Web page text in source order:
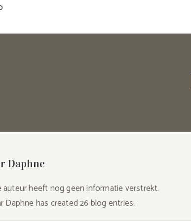
Daphne
auteur heeft nog geen informatie verstrekt.
Daphne has created 26 blog entries.